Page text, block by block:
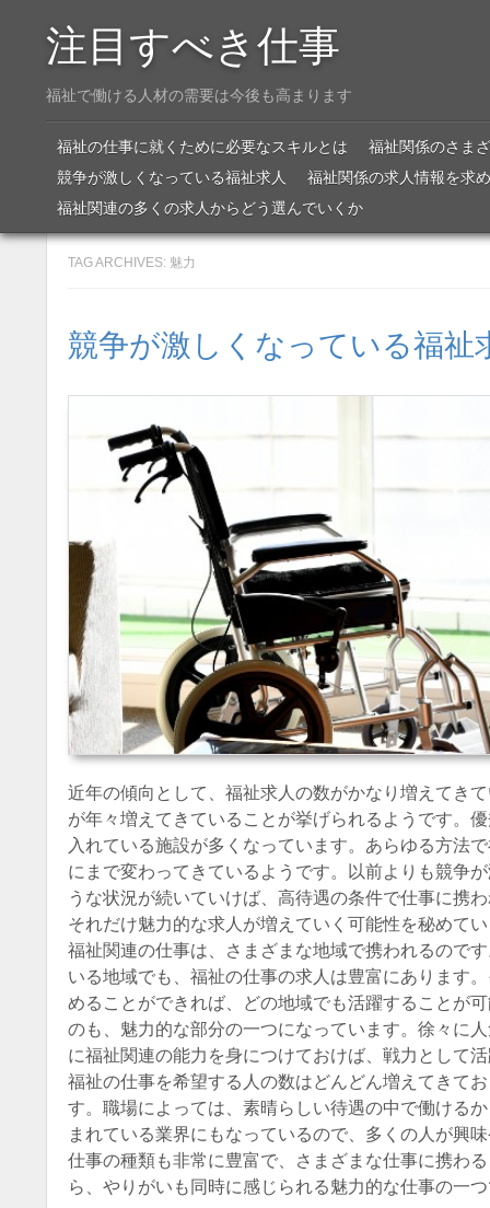
注目すべき仕事
福祉で働ける人材の需要は今後も高まります
Menu
SKIP TO CONTENT
福祉の仕事に就くために必要なスキルとは
福祉関係のさま
競争が激しくなっている福祉求人
福祉関係の求人情報を求
福祉関連の多くの求人からどう選んでいくか
TAG ARCHIVES: 魅力
競争が激しくなっている福祉
近年の傾向として、福祉求人の数がかなり増えてき
が年々増えてきていることが挙げられるようです。
入れている施設が多くなっています。あらゆる方法
にまで変わってきているようです。以前よりも競争
うな状況が続いていけば、高待遇の条件で仕事に携
それだけ魅力的な求人が増えていく可能性を秘めて
福祉関連の仕事は、さまざまな地域で携われるので
いる地域でも、福祉の仕事の求人は豊富にあります
めることができれば、どの地域でも活躍することが
のも、魅力的な部分の一つになっています。徐々に
に福祉関連の能力を身につけておけば、戦力として
福祉の仕事を希望する人の数はどんどん増えてきて
す。職場によっては、素晴らしい待遇の中で働ける
まれている業界にもなっているので、多くの人が興
仕事の種類も非常に豊富で、さまざまな仕事に携わ
ら、やりがいも同時に感じられる魅力的な仕事の一